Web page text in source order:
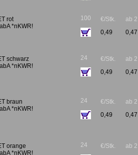
rot
*nKWR!
100
€/Stk.
0,49
ab 2
0,47
schwarz
*nKWR!
24
€/Stk.
0,49
ab 2
0,47
braun
*nKWR!
24
€/Stk.
0,49
ab 2
0,47
orange
*nKWR!
24
€/Stk.
ab 2